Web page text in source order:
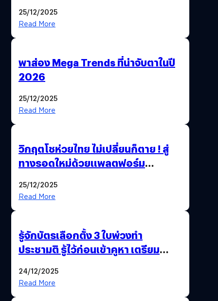
25/12/2025
Read More
พาส่อง Mega Trends ที่น่าจับตาในปี
2026
25/12/2025
Read More
วิกฤตโชห่วยไทย ไม่เปลี่ยนก็ตาย ! สู่
ทางรอดใหม่ด้วยแพลตฟอร์ม
25/12/2025
Read More
รู้จักบัตรเลือกตั้ง 3 ใบพ่วงทำ
ประชามติ รู้ไว้ก่อนเข้าคูหา เตรียม
24/12/2025
Read More